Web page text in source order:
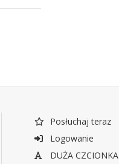
Posłuchaj teraz
Logowanie
DUŻA CZCIONKA